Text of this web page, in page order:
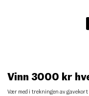
Vinn 3000 kr
Vær med i trekningen av gavekort